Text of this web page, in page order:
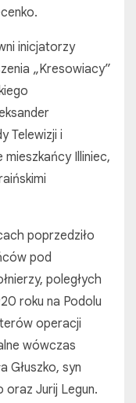
inicjatorzy
„Kresowiacy”
Telewizji i
mieszkańcy Illiniec,
poprzedziło
pod
poległych
roku na Podolu
operacji
wówczas
Głuszko, syn
oraz Jurij Legun.